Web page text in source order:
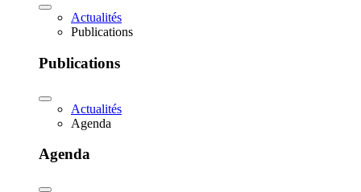
Actualités
Publications
Publications
Actualités
Agenda
Agenda